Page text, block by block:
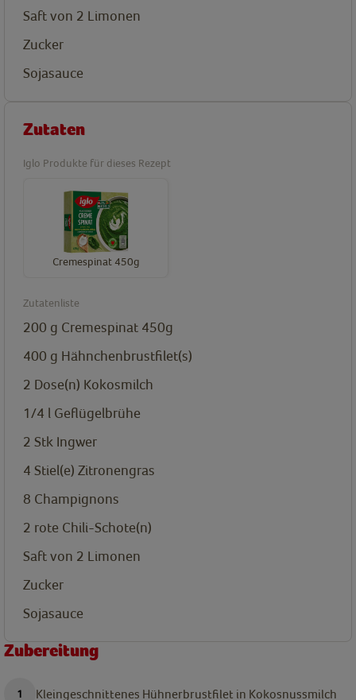
Saft von 2 Limonen
Zucker
Sojasauce
Zutaten
Iglo Produkte für dieses Rezept
Cremespinat 450g
Zutatenliste
200 g Cremespinat 450g
400 g Hähnchenbrustfilet(s)
2 Dose(n) Kokosmilch
1/4 l Geflügelbrühe
2 Stk Ingwer
4 Stiel(e) Zitronengras
8 Champignons
2 rote Chili-Schote(n)
Saft von 2 Limonen
Zucker
Sojasauce
Zubereitung
Kleingeschnittenes Hühnerbrustfilet in Kokosnussmilch